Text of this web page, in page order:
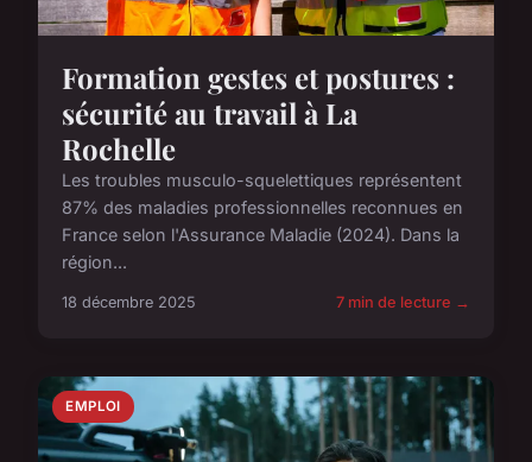
Formation gestes et postures :
sécurité au travail à La
Rochelle
Les troubles musculo-squelettiques représentent
87% des maladies professionnelles reconnues en
France selon l'Assurance Maladie (2024). Dans la
région...
18 décembre 2025 7 min de lecture →
EMPLOI